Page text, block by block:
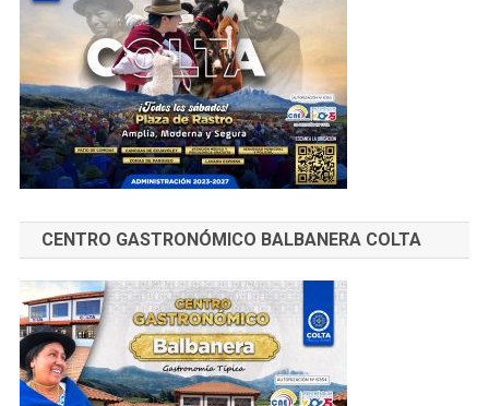
CENTRO GASTRONÓMICO BALBANERA COLTA